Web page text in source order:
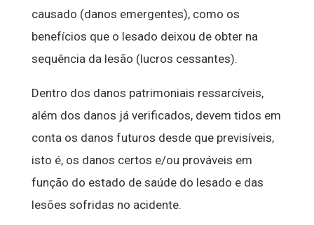
causado (danos emergentes), como os
benefícios que o lesado deixou de obter na
sequência da lesão (lucros cessantes).
Dentro dos danos patrimoniais ressarcíveis,
além dos danos já verificados, devem tidos em
conta os danos futuros desde que previsíveis,
isto é, os danos certos e/ou prováveis em
função do estado de saúde do lesado e das
lesões sofridas no acidente.